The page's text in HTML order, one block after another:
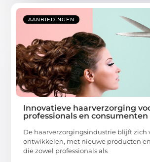
AANBIEDINGEN
Innovatieve haarverzorging
professionals en consumenten
De haarverzorgingsindustrie blijft zich
ontwikkelen, met nieuwe producten
die zowel professionals als